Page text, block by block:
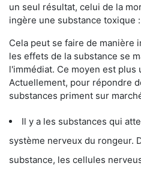
un seul résultat, celui de la
ingère une substance toxique :
Cela peut se faire de manière
les effets de la substance se
l'immédiat. Ce moyen est
Actuellement, pour répondre
substances priment sur
Il y a les substances qui
système nerveux du rongeur.
substance, les cellules